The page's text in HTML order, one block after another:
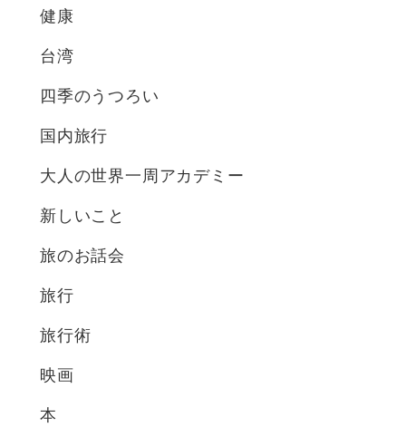
健康
台湾
四季のうつろい
国内旅行
大人の世界一周アカデミー
新しいこと
旅のお話会
旅行
旅行術
映画
本